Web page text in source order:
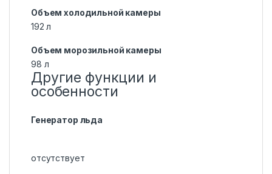
Объем холодильной камеры
192 л
Объем морозильной камеры
98 л
Другие функции и
особенности
Генератор льда
отсутствует